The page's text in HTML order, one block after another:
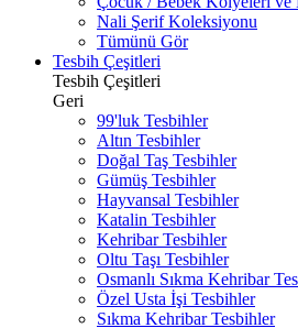
Nali Şerif Koleksiyonu
Tümünü Gör
Tesbih Çeşitleri
Tesbih Çeşitleri
Geri
99'luk Tesbihler
Altın Tesbihler
Doğal Taş Tesbihler
Gümüş Tesbihler
Hayvansal Tesbihler
Katalin Tesbihler
Kehribar Tesbihler
Oltu Taşı Tesbihler
Osmanlı Sıkma Kehribar
Özel Usta İşi Tesbihler
Sıkma Kehribar Tesbihler